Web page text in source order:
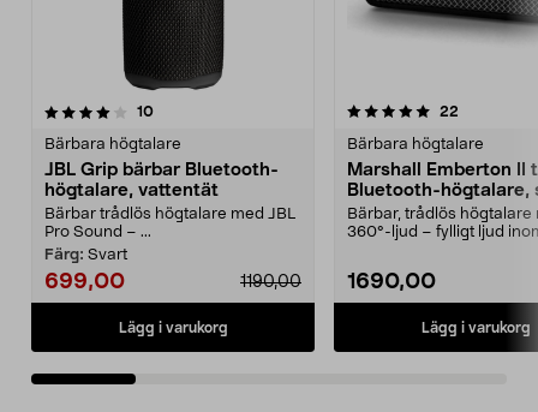
10recensioner
Bärbara högtalare
JBL Grip bärbar Bluetooth-
högtalare, vattentät
Bärbar trådlös högtalare med JBL
Pro Sound – ...
Färg: Svart
699,00 1190,00
Lägg i varukorg
5.0 av 5 stjärnor 22
Bärbara högtalare
Marshall Emberton II
Bluetooth-högtalare,
Bärbar, trådlös högtalare
360°-ljud – fylligt ljud
1690,00
Lägg i varukorg
4.0 av 5 stjärnor